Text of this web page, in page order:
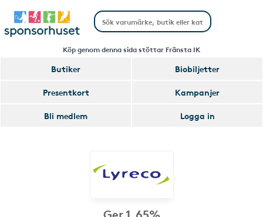
Köp genom denna sida stöttar Fränsta IK
Butiker
Biobiljetter
Presentkort
Kampanjer
Bli medlem
Logga in
Ger 1,65%